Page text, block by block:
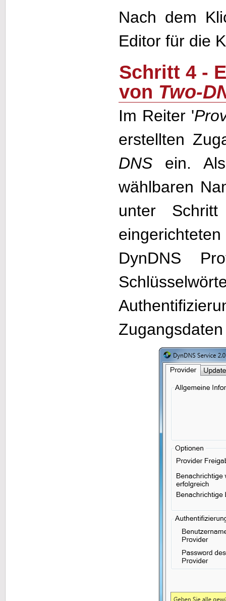
Nach dem
Editor für die
Schritt 4 -
von Two-
Im Reiter '
erstellten
DNSein.
wählbaren
unter
DynDNS